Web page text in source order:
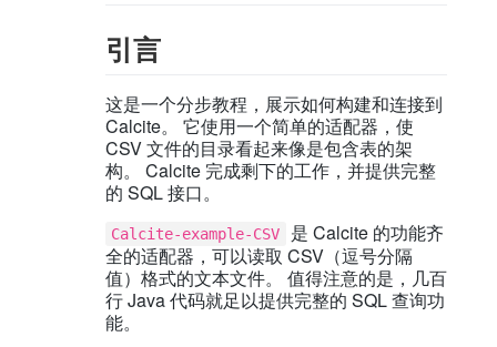
引言
这是一个分步教程，展示如何构建和连接到
Calcite。 它使用一个简单的适配器，使
CSV 文件的目录看起来像是包含表的架
构。 Calcite 完成剩下的工作，并提供完整
的 SQL 接口。
Calcite-example-CSV
是 Calcite 的功能齐
全的适配器，可以读取 CSV（逗号分隔
值）格式的文本文件。 值得注意的是，几百
行 Java 代码就足以提供完整的 SQL 查询功
能。